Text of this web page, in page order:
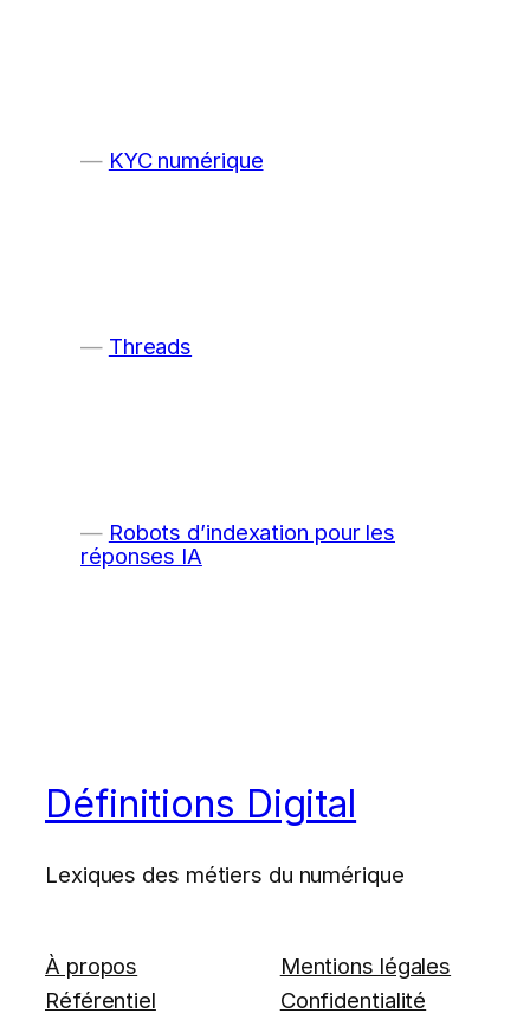
KYC numérique
Threads
Robots d’indexation pour les
réponses IA
Définitions Digital
Lexiques des métiers du numérique
À propos
Référentiel
Mentions légales
Confidentialité